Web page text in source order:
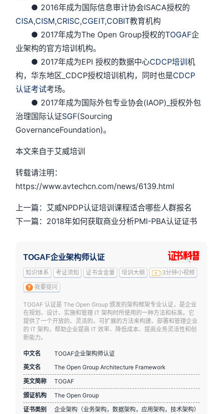
● 2016年成为国际信息审计协会ISACA授权的
CISA,CISM,CRISC,CGEIT,COBIT教育机构
● 2017年成为The Open Group授权的TOGAF企
业架构的官方培训机构。
● 2017年成为EPI 授权的数据中心CDCP培训机
构，华东地区_CDCP授权培训机构，同时也是CDCP
认证考试考场。
● 2017年成为国际外包专业协会(IAOP)_授权外包
治理国际认证SGF(Sourcing
GovernanceFoundation)。
本文来自于艾威培训
转载请注明：
https://www.avtechcn.com/news/6139.html
上一篇：艾威NPDP认证培训课程适合哪些人群报名
下一篇：2018年如何获取商业分析PMI-PBA认证证书
TOGAF企业架构师认证
知识体系 考证须知 证书含金量 培训大纲 3分钟小视频
我要提问
TOGAF 认证是 The Open Group 颁发的架构框架专业认证，是企业
在规划、设计、实施和管理 IT 架构时所使用的一种方法和标准。它
提供了一个开放的、灵活的、可扩展的方法来构建、部署和管理企业
的 IT 架构，帮助企业提高 IT 效率、降低成本、提高业务灵活性和创
新能力。
中文名
TOGAF企业架构师认证
英文名
The Open Group Architecture Framework
英文简称
TOGAF
颁证机构
The Open Group
证书类别
企业架构（业务架构，数据架构，应用架构，技术架构）